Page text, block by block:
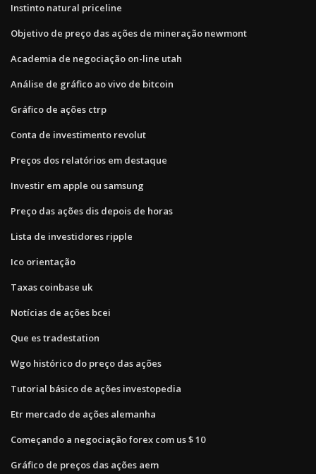
Instinto natural priceline
Objetivo de preço das ações de mineração newmont
Academia de negociação on-line utah
Análise de gráfico ao vivo de bitcoin
Gráfico de ações ctrp
Conta de investimento revolut
Preços dos relatórios em destaque
Investir em apple ou samsung
Preço das ações dis depois de horas
Lista de investidores ripple
Ico orientação
Taxas coinbase uk
Notícias de ações bcei
Que es tradestation
Wgo histórico do preço das ações
Tutorial básico de ações investopedia
Etr mercado de ações alemanha
Começando a negociação forex com us $ 10
Gráfico de preços das ações aem